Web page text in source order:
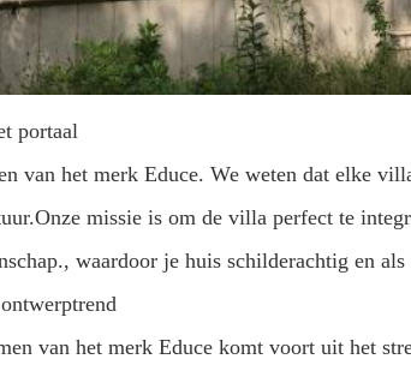
portaal
van het merk Educe. We weten dat elke
missie is om de villa perfect te
waardoor je huis schilderachtig en als
van het merk Educe komt voort uit het